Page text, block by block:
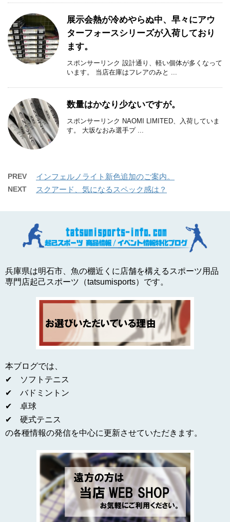
展示会熱が冷めやらぬ中、早々にアウ
ターフォースシリーズが入荷しており
ます。
スポンサーリンク 設計通り、軽い個体が多くなって
います。 当店在庫はフレアのみと ...
数量はかなり少ないですが。
スポンサーリンク NAOMI LIMITED、入荷していま
す。 大坂なおみ選手プ ...
PREV インフェルノライト新色追加のご案内。
NEXT スクアード、気になるスペック感は？
兵庫県は明石市、魚の棚近くに店舗を構えるスポーツ用品
専門店起己スポーツ（tatsumisports）です。
本ブログでは、
✔ ソフトテニス
✔ バドミントン
✔ 卓球
✔ 硬式テニス
の各種情報の発信を中心に更新させていただきます。